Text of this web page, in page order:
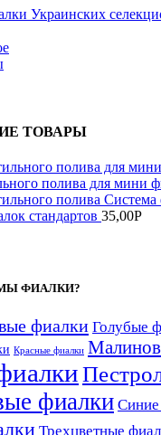
Украинских
ТОВАРЫ
полива для мини
Система
стандартов 35,00Р
ФИАЛКИ?
фиалкиГолубые
Красные фиалки
фиалки
Трехцветные